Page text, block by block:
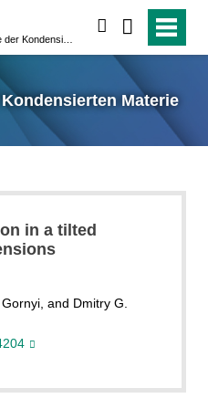
Materie
in a tilted
and Dmitry G.